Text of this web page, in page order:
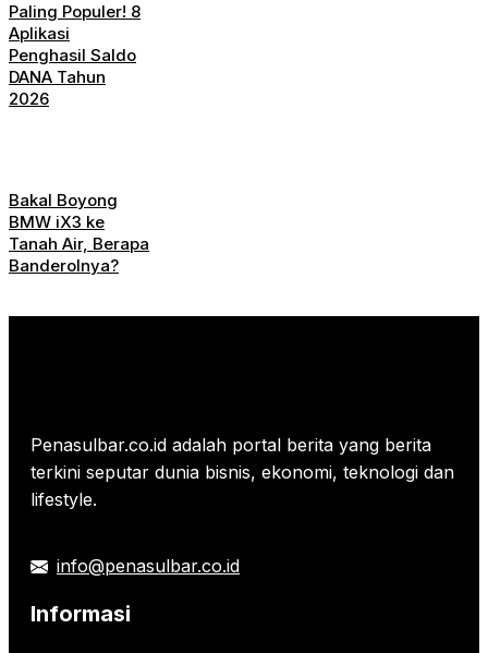
Paling Populer! 8
Aplikasi
Penghasil Saldo
DANA Tahun
2026
Bakal Boyong
BMW iX3 ke
Tanah Air, Berapa
Banderolnya?
Penasulbar.co.id adalah portal berita yang berita
terkini seputar dunia bisnis, ekonomi, teknologi dan
lifestyle.
info@penasulbar.co.id
Informasi